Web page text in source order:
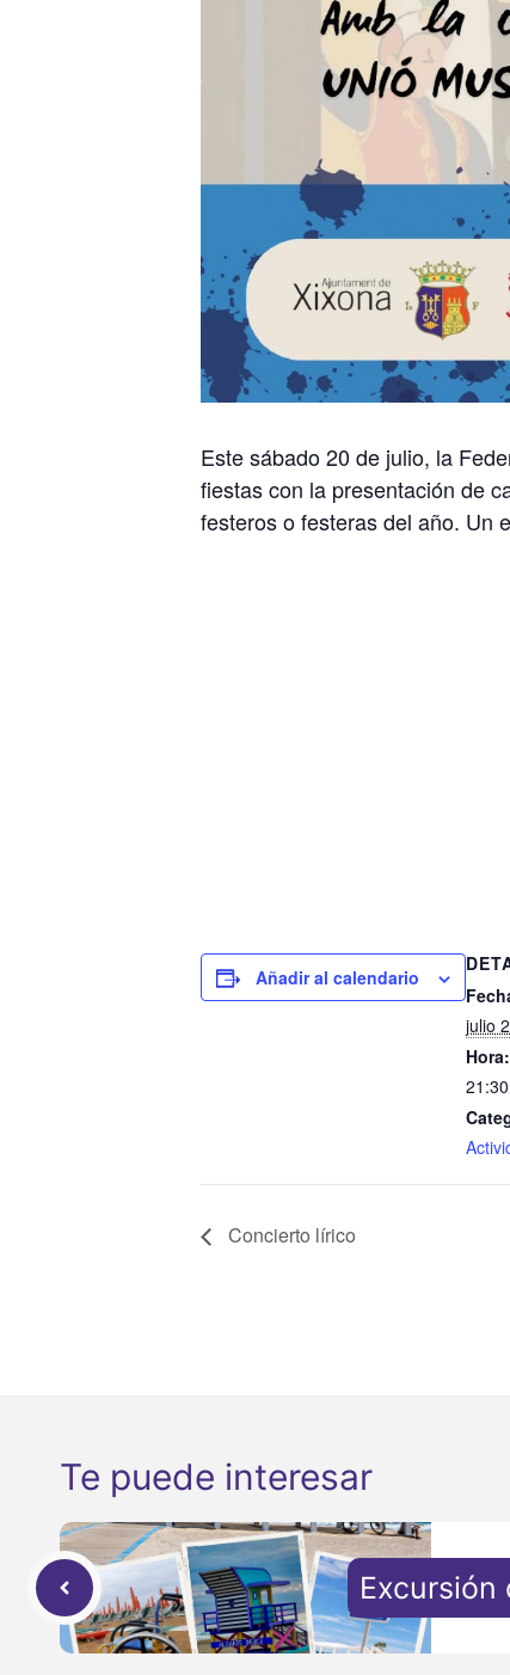
Este sábado 20 de julio, la
fiestas con la presentación de
festeros o festeras del año. Un
Añadir al calendario
julio
Hora:
Concierto lírico
Te puede interesar
Excursión